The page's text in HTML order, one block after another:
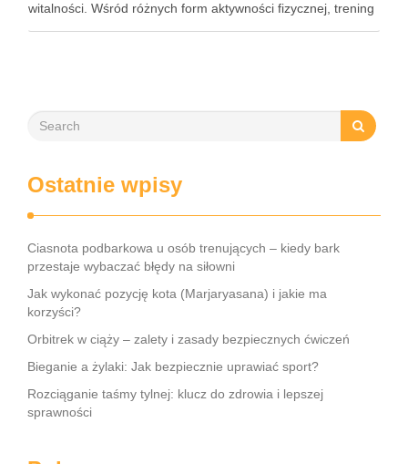
witalności. Wśród różnych form aktywności fizycznej, trening
Ostatnie wpisy
Ciasnota podbarkowa u osób trenujących – kiedy bark
przestaje wybaczać błędy na siłowni
Jak wykonać pozycję kota (Marjaryasana) i jakie ma
korzyści?
Orbitrek w ciąży – zalety i zasady bezpiecznych ćwiczeń
Bieganie a żylaki: Jak bezpiecznie uprawiać sport?
Rozciąganie taśmy tylnej: klucz do zdrowia i lepszej
sprawności